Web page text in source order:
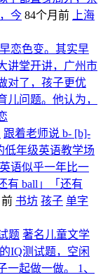
今 84个月前
上海
恋色变。其实早
讲堂开讲，广州市
对了，孩子更优
问题。他认为，
跟着老师说 b- [b]-
低年级英语教学场
语似乎一年比一
有 ball」「还有
书坊 孩子 单字
题 著名儿童文学
IQ测试题，空闲
起做一做。 1、